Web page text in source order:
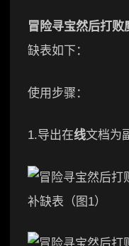
冒险寻宝然后打败
缺表如下：
使用步骤：
1.导出在线文档为